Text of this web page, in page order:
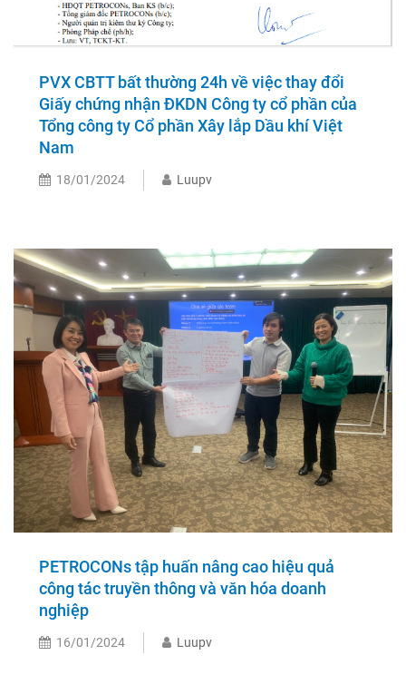
PVX CBTT bất thường 24h về việc thay đổi
Giấy chứng nhận ĐKDN Công ty cổ phần của
Tổng công ty Cổ phần Xây lắp Dầu khí Việt
Nam
18/01/2024 Luupv
PETROCONs tập huấn nâng cao hiệu quả
công tác truyền thông và văn hóa doanh
nghiệp
16/01/2024 Luupv